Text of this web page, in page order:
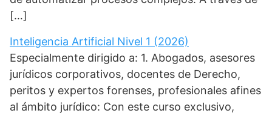
[…]
Inteligencia Artificial Nivel 1 (2026)
Especialmente dirigido a: 1. Abogados, asesores
jurídicos corporativos, docentes de Derecho,
peritos y expertos forenses, profesionales afines
al ámbito jurídico: Con este curso exclusivo,